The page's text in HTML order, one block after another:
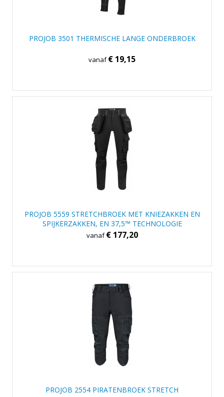
PROJOB 3501 THERMISCHE LANGE ONDERBROEK
vanaf€ 19,15
PROJOB 5559 STRETCHBROEK MET KNIEZAKKEN EN
SPIJKERZAKKEN, EN 37,5™ TECHNOLOGIE
vanaf€ 177,20
PROJOB 2554 PIRATENBROEK STRETCH